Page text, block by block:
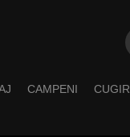
CAMPENI CUGIR